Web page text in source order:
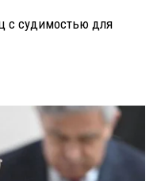
с судимостью для